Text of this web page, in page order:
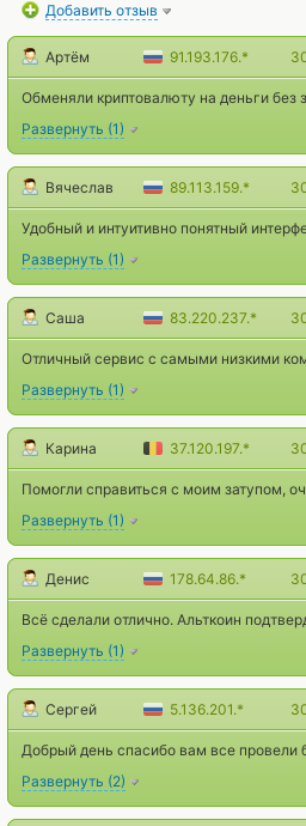
Добавить отзыв
Артём 91.193.176.*
Обменяли криптовалюту на деньги без
Развернуть (1)
Вячеслав 89.113.159.*
Удобный и интуитивно понятный
Развернуть (1)
Саша 83.220.237.*
Отличный сервис с самыми низкими
Развернуть (1)
Карина 37.120.197.*
Помогли справиться с моим затупом,
Развернуть (1)
Денис 178.64.86.*
Всё сделали отлично. Альткоин
Развернуть (1)
Сергей 5.136.201.*
Добрый день спасибо вам все провели
Развернуть (2)